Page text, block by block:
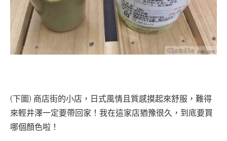
(下圖) 商店街的小店，日式風情且質感摸起來舒服，難得
來輕井澤一定要帶回家！我在這家店猶豫很久，到底要買
哪個顏色啦！